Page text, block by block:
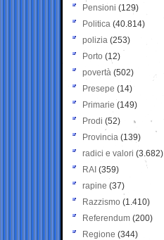
Pensioni (129)
Politica (40.814)
polizia (253)
Porto (12)
povertà (502)
Presepe (14)
Primarie (149)
Prodi (52)
Provincia (139)
radici e valori (3.682)
RAI (359)
rapine (37)
Razzismo (1.410)
Referendum (200)
Regione (344)